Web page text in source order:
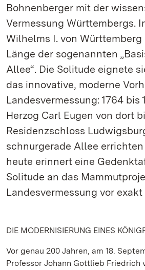
Bohnenberger mit der
Vermessung Württembergs.
Wilhelms I. von
Länge der sogenannten
Allee“. Die Solitude eignete
das innovative, moderne
Landesvermessung: 1764 bis
Herzog Carl Eugen von dort
Residenzschloss
schnurgerade Allee errichten
heute erinnert eine
Solitude an das
Landesvermessung vor
DIE MODERNISIERUNG EINES
Vor genau 200 Jahren, am 18.
Professor Johann Gottlieb Friedrich